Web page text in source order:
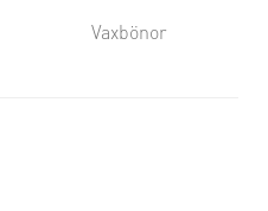
Vaxbönor